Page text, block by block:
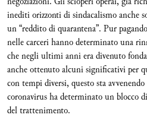
inediti orizzonti di sindacalismo anche
un “reddito di quarantena”. Pur
nelle carceri hanno determinato una
che negli ultimi anni era divenuto
anche ottenuto alcuni significativi per
con tempi diversi, questo sta
coronavirus ha determinato un blocco
del trattenimento.